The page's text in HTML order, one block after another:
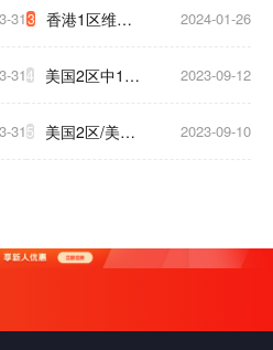
31
31
31
網路升級通知
至下午5点
3 香港1区维护
3小时通知
2024-01-26
4 美国2区中1区
将于9.17号被
2023-09-12
5 美国2区/美国 2023-09-10